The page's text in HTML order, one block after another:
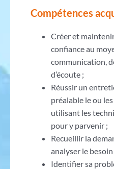
Compétences
Créer et
confiance au
communication,
d’écoute ;
Réussir un
préalable le ou
utilisant les
pour y parvenir ;
Recueillir la
analyser le
Identifier sa